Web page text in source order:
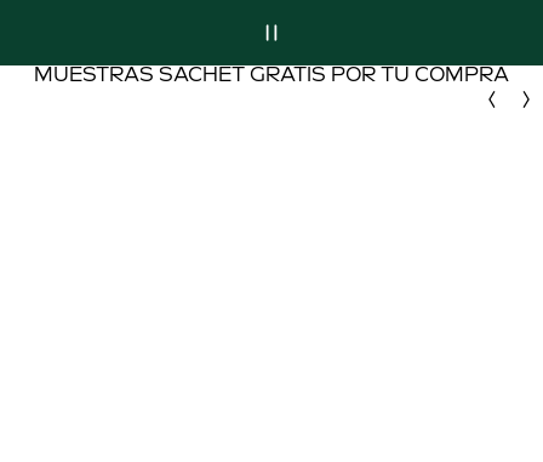
MUESTRAS SACHET GRATIS POR TU COMPRA